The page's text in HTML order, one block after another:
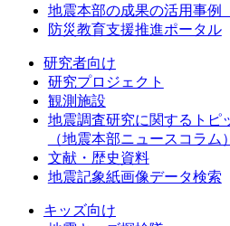
地震本部の成果の活用事例
防災教育支援推進ポータル
研究者向け
研究プロジェクト
観測施設
地震調査研究に関するトピ
（地震本部ニュースコラム）
文献・歴史資料
地震記象紙画像データ検索
キッズ向け